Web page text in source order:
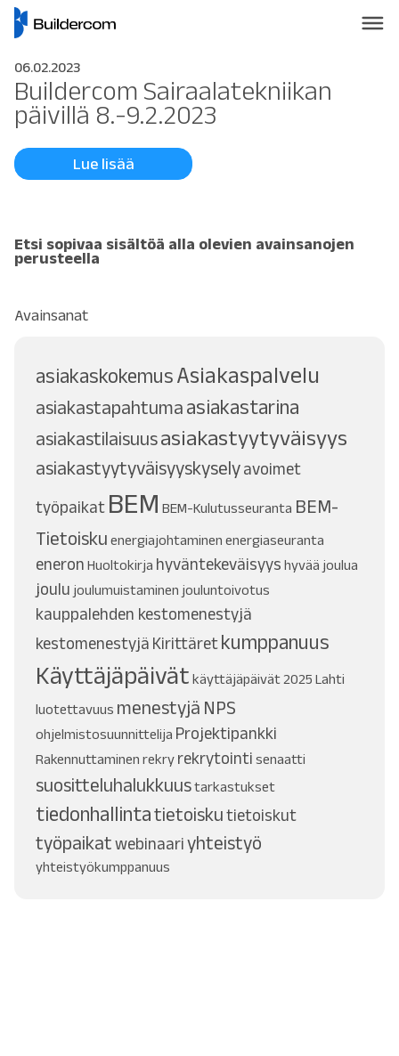
06.02.2023
Buildercom Sairaalatekniikan
päivillä 8.-9.2.2023
Lue lisää
Etsi sopivaa sisältöä alla olevien avainsanojen
perusteella
Avainsanat
asiakaskokemusAsiakaspalvelu
asiakastapahtuma asiakastarina
asiakastilaisuusasiakastyytyväisyys
asiakastyytyväisyyskyselyavoimet
työpaikat BEM BEM-Kulutusseuranta BEM-
Tietoisku energiajohtaminen energiaseuranta
eneron Huoltokirja hyväntekeväisyys hyvää joulua
joulu joulumuistaminen jouluntoivotus
kauppalehden kestomenestyjä
kestomenestyjä Kirittäretkumppanuus
Käyttäjäpäivät käyttäjäpäivät 2025 Lahti
luotettavuus menestyjä NPS
ohjelmistosuunnittelija Projektipankki
Rakennuttaminen rekry rekrytointi senaatti
suositteluhalukkuustarkastukset
tiedonhallintatietoiskutietoiskut
työpaikatwebinaariyhteistyö
yhteistyökumppanuus